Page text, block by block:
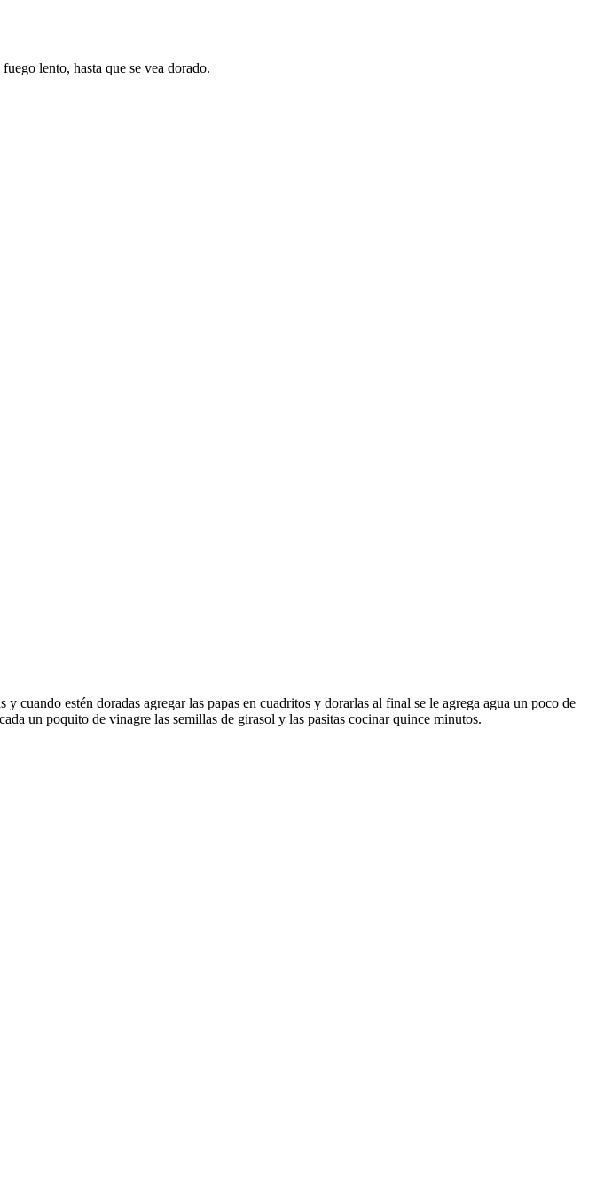
lento, hasta que se vea dorado.
cuando estén doradas agregar las papas en cuadritos y dorarlas al final se le agrega agua un poco de
un poquito de vinagre las semillas de girasol y las pasitas cocinar quince minutos.